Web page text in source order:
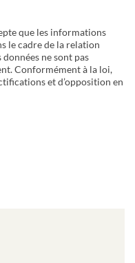
que les informations
le cadre de la relation
ne sont pas
Conformément à la loi,
et d’opposition en